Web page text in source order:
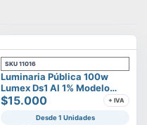
SKU 11016
Luminaria Pública 100w
Lumex Ds1 Al 1% Modelo
Vega
$15.000 + IVA
Desde 1 Unidades